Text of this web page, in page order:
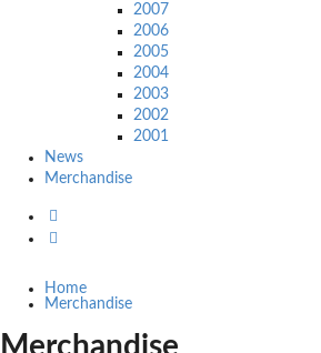
2007
2006
2005
2004
2003
2002
2001
News
Merchandise
Home
Merchandise
Merchandise